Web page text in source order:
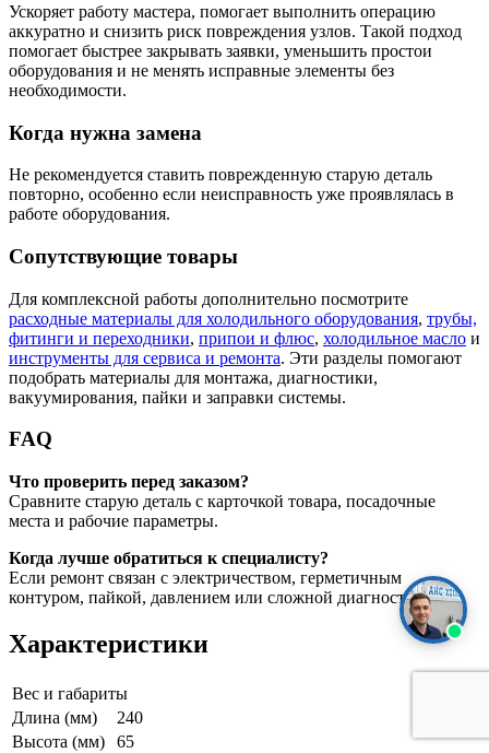
Ускоряет работу мастера, помогает выполнить операцию
аккуратно и снизить риск повреждения узлов. Такой подход
помогает быстрее закрывать заявки, уменьшить простои
оборудования и не менять исправные элементы без
необходимости.
Когда нужна замена
Не рекомендуется ставить поврежденную старую деталь
повторно, особенно если неисправность уже проявлялась в
работе оборудования.
Сопутствующие товары
Для комплексной работы дополнительно посмотрите
расходные материалы для холодильного оборудования, трубы,
фитинги и переходники, припои и флюс, холодильное масло и
инструменты для сервиса и ремонта. Эти разделы помогают
подобрать материалы для монтажа, диагностики,
вакуумирования, пайки и заправки системы.
FAQ
Что проверить перед заказом?
Сравните старую деталь с карточкой товара, посадочные
места и рабочие параметры.
Когда лучше обратиться к специалисту?
Если ремонт связан с электричеством, герметичным
контуром, пайкой, давлением или сложной диагностикой.
Характеристики
Вес и габариты
Длина (мм)
240
Высота (мм)
65